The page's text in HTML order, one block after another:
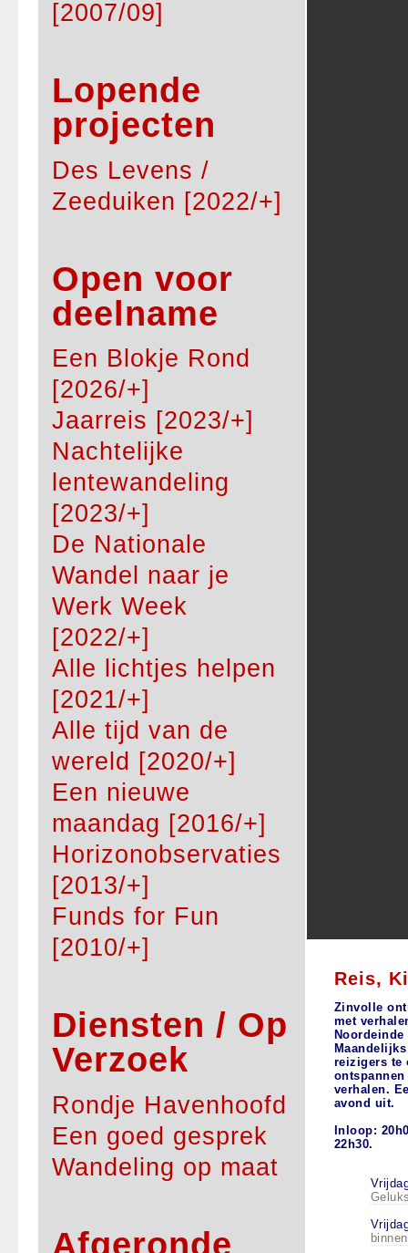
[2007/09]
Lopende
projecten
Des Levens /
Zeeduiken [2022/+]
Open voor
deelname
Een Blokje Rond
[2026/+]
Jaarreis [2023/+]
Nachtelijke
lentewandeling
[2023/+]
De Nationale
Wandel naar je
Werk Week
[2022/+]
Alle lichtjes helpen
[2021/+]
Alle tijd van de
wereld [2020/+]
Een nieuwe
maandag [2016/+]
Horizonobservaties
[2013/+]
Funds for Fun
[2010/+]
Diensten / Op
Verzoek
Rondje Havenhoofd
Een goed gesprek
Wandeling op maat
Afgeronde
Reis,
Zinvolle
met
Noordeinde
reizigers te
verhalen.
avond uit.
Inloop:
22h30.
binnen